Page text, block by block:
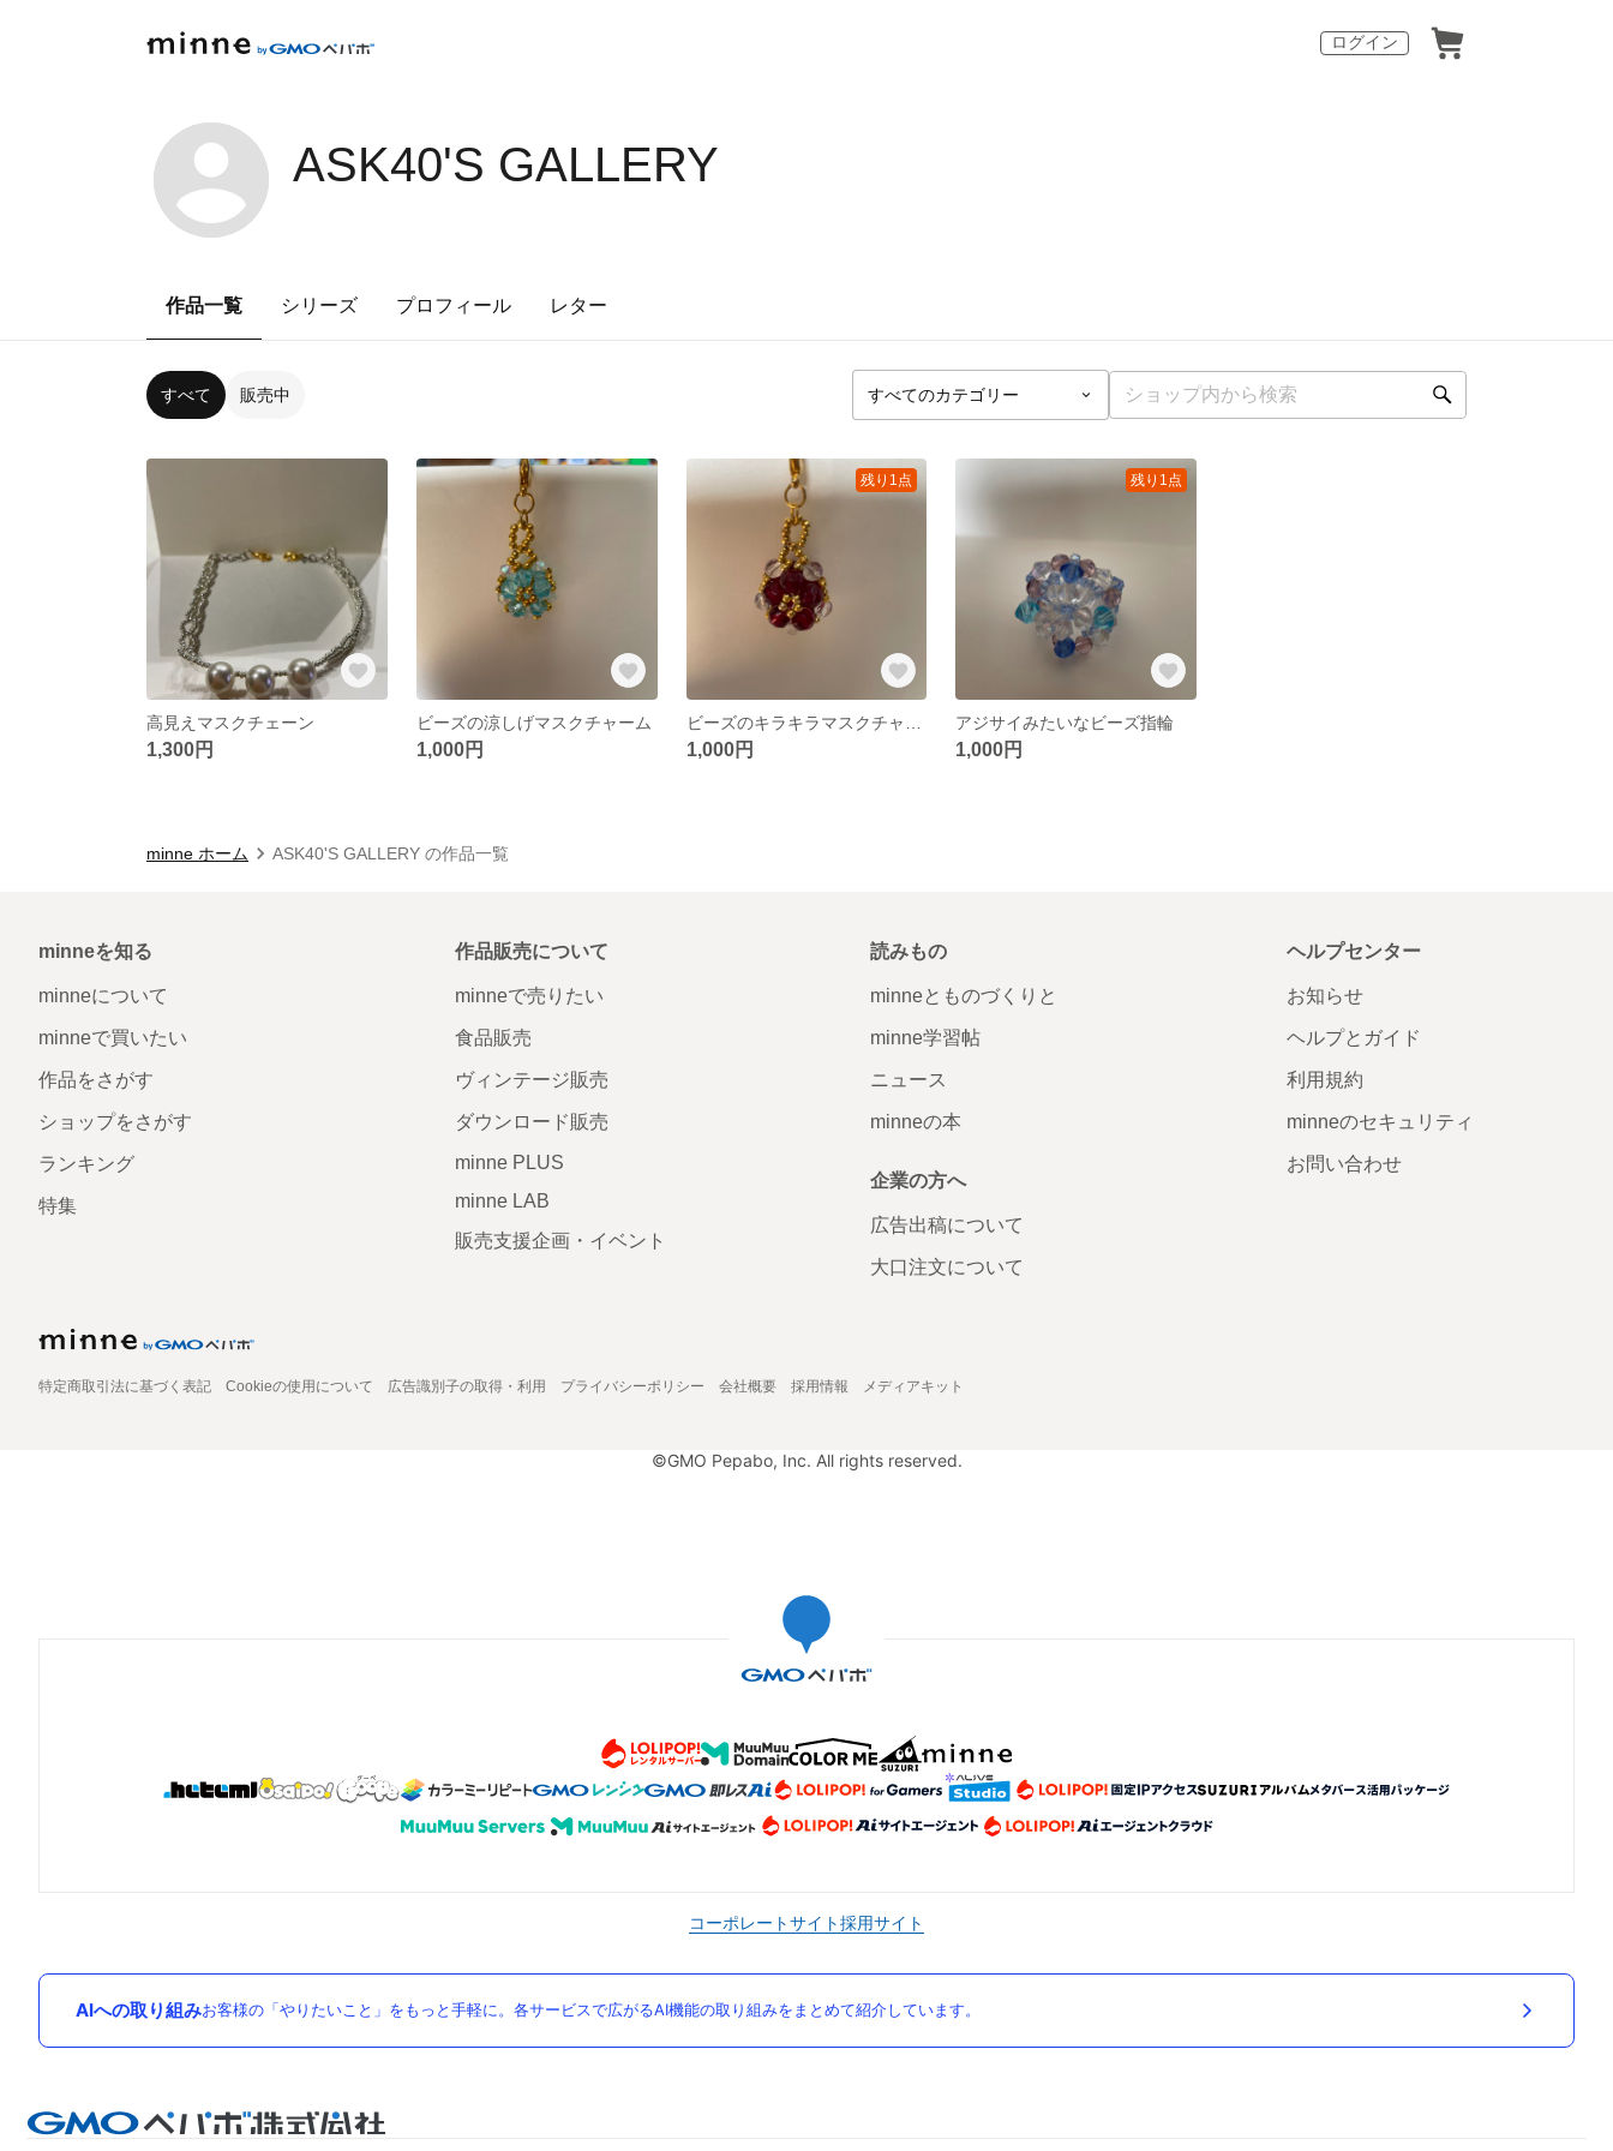
ログイン
ASK40'S GALLERY
作品一覧 シリーズ プロフィール レター
すべて 販売中
高見えマスクチェーン
1,300円
ビーズの涼しげマスクチャーム
1,000円
残り1点
1,000円
残り1点
アジサイみたいなビーズ指輪
1,000円
minne ホーム ASK40'S GALLERY の作品一覧
minneを知る
minneについて
minneで買いたい
作品をさがす
ショップをさがす
ランキング
特集
作品販売について
minneで売りたい
食品販売
ヴィンテージ販売
ダウンロード販売
minne PLUS
minne LAB
販売支援企画・イベント
読みもの
minneとものづくりと
minne学習帖
ニュース
minneの本
企業の方へ
広告出稿について
大口注文について
ヘルプセンター
お知らせ
ヘルプとガイド
利用規約
minneのセキュリティ
お問い合わせ
特定商取引法に基づく表記 Cookieの使用について 広告識別子の取得・利用 プライバシーポリシー 会社概要 採用情報 メディアキット
©GMO Pepabo, Inc. All rights reserved.
コーポレートサイト採用サイト
AIへの取り組みお客様の「やりたいこと」をもっと手軽に。各サービスで広がるAI機能の取り組みをまとめて紹介しています。